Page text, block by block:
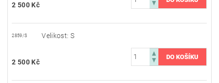
2 500 Kč
2859/S Velikost: S
2 500 Kč